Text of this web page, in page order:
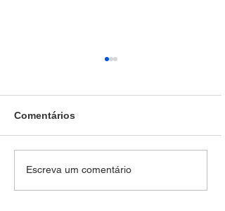
SEM DIREITO A LUA DE
Comentários
Escreva um comentário